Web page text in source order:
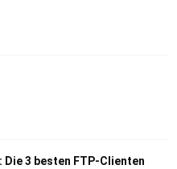
Die 3 besten FTP-Clienten